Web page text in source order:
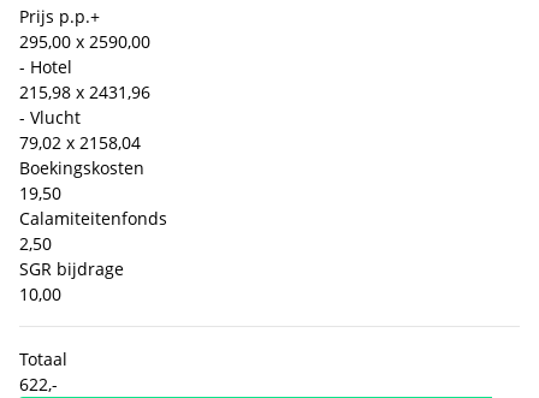
Prijs p.p.+
295,00 x 2590,00
- Hotel
215,98 x 2431,96
- Vlucht
79,02 x 2158,04
Boekingskosten
19,50
Calamiteitenfonds
2,50
SGR bijdrage
10,00
Totaal
622,-